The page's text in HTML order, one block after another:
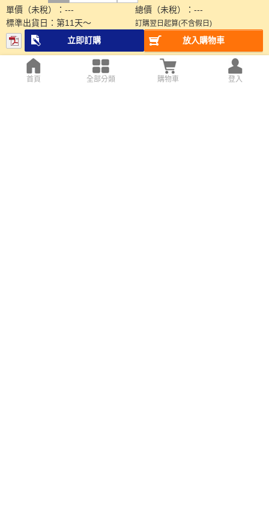
單價（未稅）： --- 總價（未稅）： ---
標準出貨日： 第11 天～ 訂購翌日起算(不含假日)
立即訂購 放入購物車
首頁 全部分類 購物車 登入